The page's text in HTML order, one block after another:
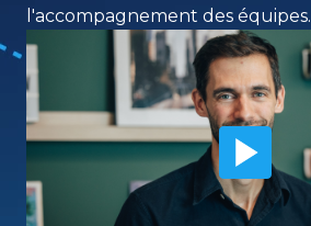
l'accompagnement des équipes.